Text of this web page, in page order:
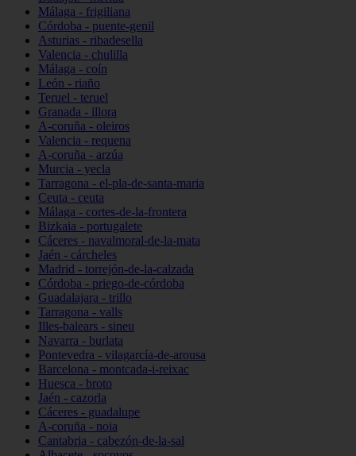
Málaga - frigiliana
Córdoba - puente-genil
Asturias - ribadesella
Valencia - chulilla
Málaga - coín
León - riaño
Teruel - teruel
Granada - illora
A-coruña - oleiros
Valencia - requena
A-coruña - arzúa
Murcia - yecla
Tarragona - el-pla-de-santa-maria
Ceuta - ceuta
Málaga - cortes-de-la-frontera
Bizkaia - portugalete
Cáceres - navalmoral-de-la-mata
Jaén - cárcheles
Madrid - torrejón-de-la-calzada
Córdoba - priego-de-córdoba
Guadalajara - trillo
Tarragona - valls
Illes-balears - sineu
Navarra - burlata
Pontevedra - vilagarcía-de-arousa
Barcelona - montcada-i-reixac
Huesca - broto
Jaén - cazorla
Cáceres - guadalupe
A-coruña - noia
Cantabria - cabezón-de-la-sal